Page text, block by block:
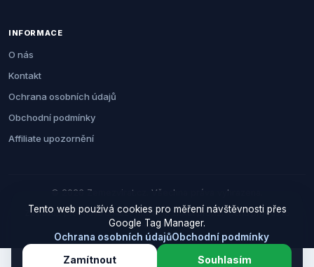
INFORMACE
O nás
Kontakt
Ochrana osobních údajů
Obchodní podmínky
Affiliate upozornění
© 2026 Zemezvirat.cz. Všechna práva vyhrazena.
Za nákup přes naše odkazy můžeme získat provizi. Cenu pro vás to
neovlivní.
Tento web používá cookies pro měření návštěvnosti přes
Google Tag Manager.
Ochrana osobních údajůObchodní podmínky
Zamítnout Souhlasím